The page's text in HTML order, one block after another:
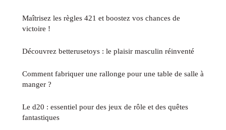
Maîtrisez les règles 421 et boostez vos chances de
victoire !
Découvrez betterusetoys : le plaisir masculin réinventé
Comment fabriquer une rallonge pour une table de salle à
manger ?
Le d20 : essentiel pour des jeux de rôle et des quêtes
fantastiques